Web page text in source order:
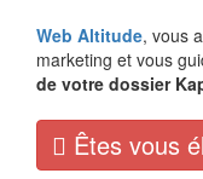
Web Altitude, vous
marketing et vous
de votre dossier
Êtes vous